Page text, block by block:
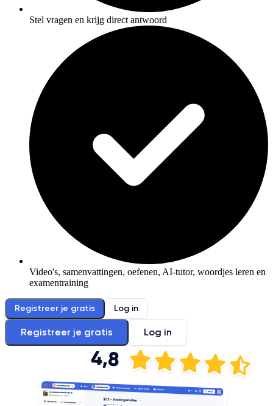
Stel vragen en krijg direct antwoord
Video's, samenvattingen, oefenen, AI-tutor, woordjes leren en
examentraining
Registreer je gratis Log in
Registreer je gratis Log in